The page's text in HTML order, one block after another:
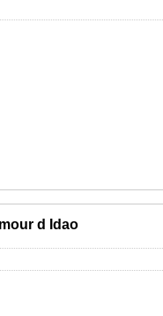
d Idao